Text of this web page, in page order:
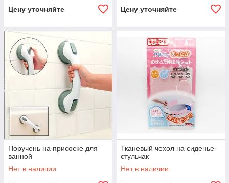
Цену уточняйте Цену уточняйте
Поручень на присоске для
ванной
Нет в наличии
Тканевый чехол на сиденье-
стульчак
Нет в наличии